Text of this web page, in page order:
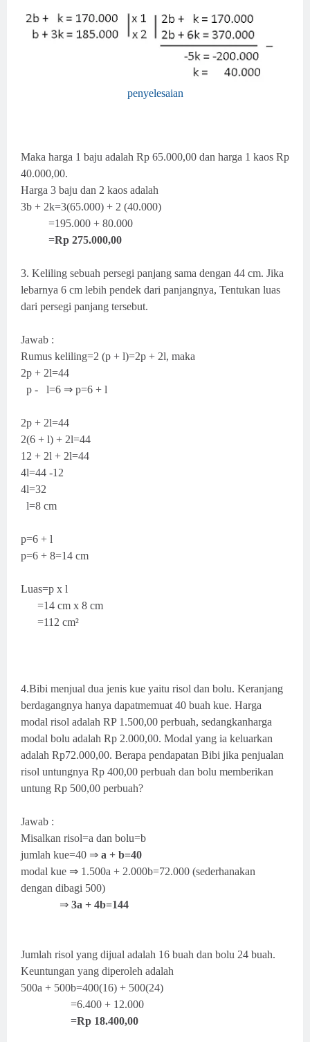
penyelesaian
Maka harga 1 baju adalah Rp 65.000,00 dan harga 1 kaos Rp
40.000,00.
Harga 3 baju dan 2 kaos adalah
3b + 2k=3(65.000) + 2 (40.000)
=195.000 + 80.000
=Rp 275.000,00
3. Keliling sebuah persegi panjang sama dengan 44 cm. Jika
lebarnya 6 cm lebih pendek dari panjangnya, Tentukan luas
dari persegi panjang tersebut.
Jawab :
Rumus keliling=2 (p + l)=2p + 2l, maka
2p + 2l=44
p - l=6 ⇒ p=6 + l
2p + 2l=44
2(6 + l) + 2l=44
12 + 2l + 2l=44
4l=44 -12
4l=32
l=8 cm
p=6 + l
p=6 + 8=14 cm
Luas=p x l
=14 cm x 8 cm
=112 cm²
4.Bibi menjual dua jenis kue yaitu risol dan bolu. Keranjang
berdagangnya hanya dapatmemuat 40 buah kue. Harga
modal risol adalah RP 1.500,00 perbuah, sedangkanharga
modal bolu adalah Rp 2.000,00. Modal yang ia keluarkan
adalah Rp72.000,00. Berapa pendapatan Bibi jika penjualan
risol untungnya Rp 400,00 perbuah dan bolu memberikan
untung Rp 500,00 perbuah?
Jawab :
Misalkan risol=a dan bolu=b
jumlah kue=40 ⇒ a + b=40
modal kue ⇒ 1.500a + 2.000b=72.000 (sederhanakan
dengan dibagi 500)
⇒ 3a + 4b=144
Jumlah risol yang dijual adalah 16 buah dan bolu 24 buah.
Keuntungan yang diperoleh adalah
500a + 500b=400(16) + 500(24)
=6.400 + 12.000
=Rp 18.400,00